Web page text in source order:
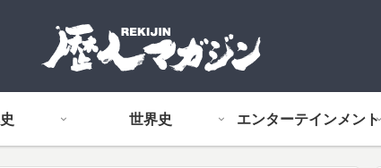
世界史 エンターテインメント